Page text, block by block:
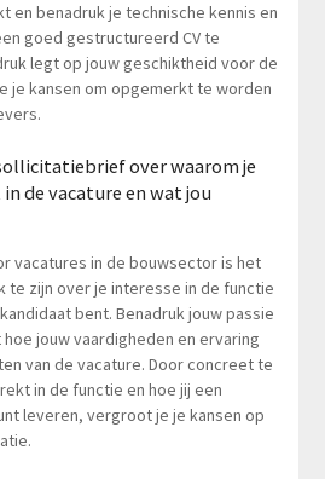
en benadruk je technische kennis en
goed gestructureerd CV te
legt op jouw geschiktheid voor de
je kansen om opgemerkt te worden
over waarom je
de vacature en wat jou
vacatures in de bouwsector is het
te zijn over je interesse in de functie
bent. Benadruk jouw passie
jouw vaardigheden en ervaring
van de vacature. Door concreet te
in de functie en hoe jij een
leveren, vergroot je je kansen op